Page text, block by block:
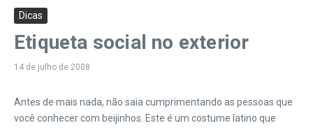
Dicas
Etiqueta social no exterior
14 de julho de 2008
Antes de mais nada, não saia cumprimentando as pessoas que
você conhecer com beijinhos. Este é um costume latino que